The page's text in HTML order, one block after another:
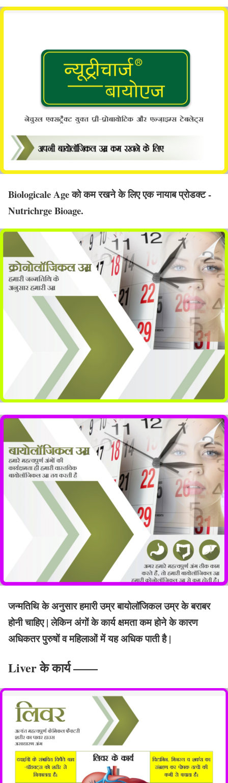
Biologicale Age को कम रखने के लिए एक नायाब प्रोडक्ट -
Nutrichrge Bioage.
जन्मतिथि के अनुसार हमारी उम्र बायोलॉजिकल उम्र के बराबर
होनी चाहिए | लेकिन अंगों के कार्य क्षमता कम होने के कारण
अधिकतर पुरुषों व महिलाओं में यह अधिक पाती है |
Liver के कार्य ——